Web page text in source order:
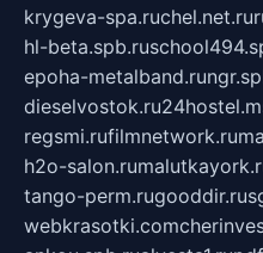
krygeva-spa.ruchel.net.ru
hl-beta.spb.ru
epoha-metalband.ru
dieselvostok.ru
regsmi.rufilmnetwork.ru
h2o-salon.ru
tango-perm.rugooddir.ru
webkrasotki.com